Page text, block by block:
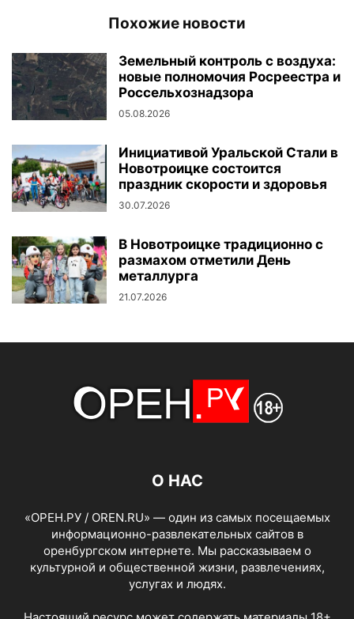
Похожие новости
Земельный контроль с воздуха:
новые полномочия Росреестра и
Россельхознадзора
05.08.2026
Инициативой Уральской Стали в
Новотроицке состоится
праздник скорости и здоровья
30.07.2026
В Новотроицке традиционно с
размахом отметили День
металлурга
21.07.2026
О НАС
«ОРЕН.РУ / OREN.RU» — один из самых посещаемых
информационно-развлекательных сайтов в
оренбургском интернете. Мы рассказываем о
культурной и общественной жизни, развлечениях,
услугах и людях.